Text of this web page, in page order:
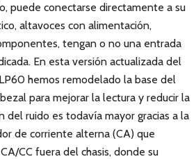
puede conectarse directamente a su
altavoces con alimentación,
tengan o no una entrada
En esta versión actualizada del
hemos remodelado la base del
para mejorar la lectura y reducir la
del ruido es todavía mayor gracias a la
de corriente alterna (CA) que
CC fuera del chasis, donde su